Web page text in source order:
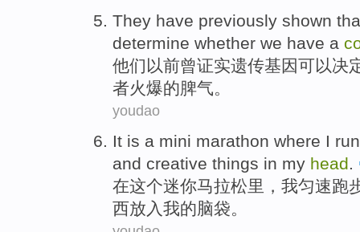
They have previously shown
determine whether we have a
他们 以前曾证实遗传基因可以决
者火爆的脾气。
youdao
It is a mini marathon where I run
and creative things in my head.
在这个迷你马拉松里， 我匀速跑
西放入我的脑袋。